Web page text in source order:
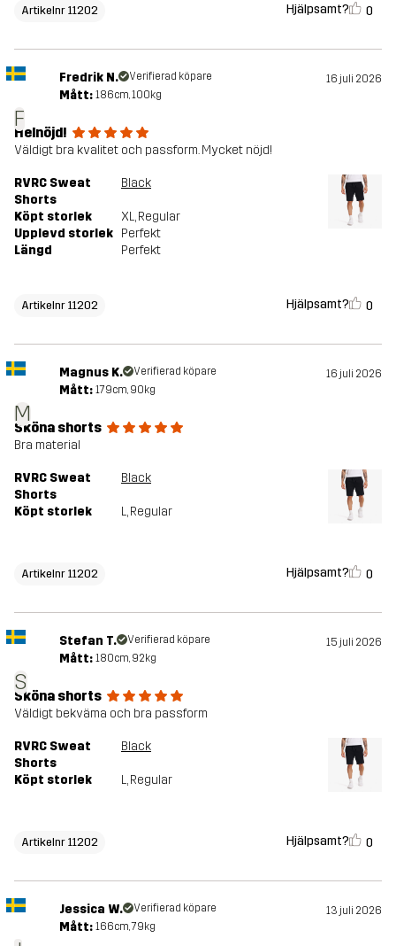
Artikelnr 11202 Hjälpsamt? 0
F
Fredrik N. Verifierad köpare 16 juli 2026
Mått: 186cm, 100kg
Helnöjd!
Väldigt bra kvalitet och passform. Mycket nöjd!
RVRC Sweat
Shorts
Black
Köpt storlek XL, Regular
Upplevd storlek Perfekt
Längd
Perfekt
Artikelnr 11202 Hjälpsamt? 0
M
Magnus K. Verifierad köpare 16 juli 2026
Mått: 179cm, 90kg
Sköna shorts
Bra material
RVRC Sweat
Shorts
Black
Köpt storlek L, Regular
Artikelnr 11202 Hjälpsamt? 0
S
Stefan T. Verifierad köpare 15 juli 2026
Mått: 180cm, 92kg
Sköna shorts
Väldigt bekväma och bra passform
RVRC Sweat
Shorts
Black
Köpt storlek L, Regular
Artikelnr 11202 Hjälpsamt? 0
Jessica W. Verifierad köpare 13 juli 2026
Mått: 166cm, 79kg